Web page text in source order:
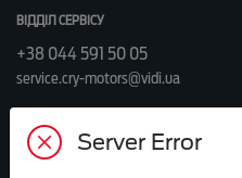
ВІДДІЛ СЕРВІСУ
+38 044 591 50 05
service.cry-motors@vidi.ua
Або приїздіть до нас:
вул. Велика Кільцева, 60а
Server Error